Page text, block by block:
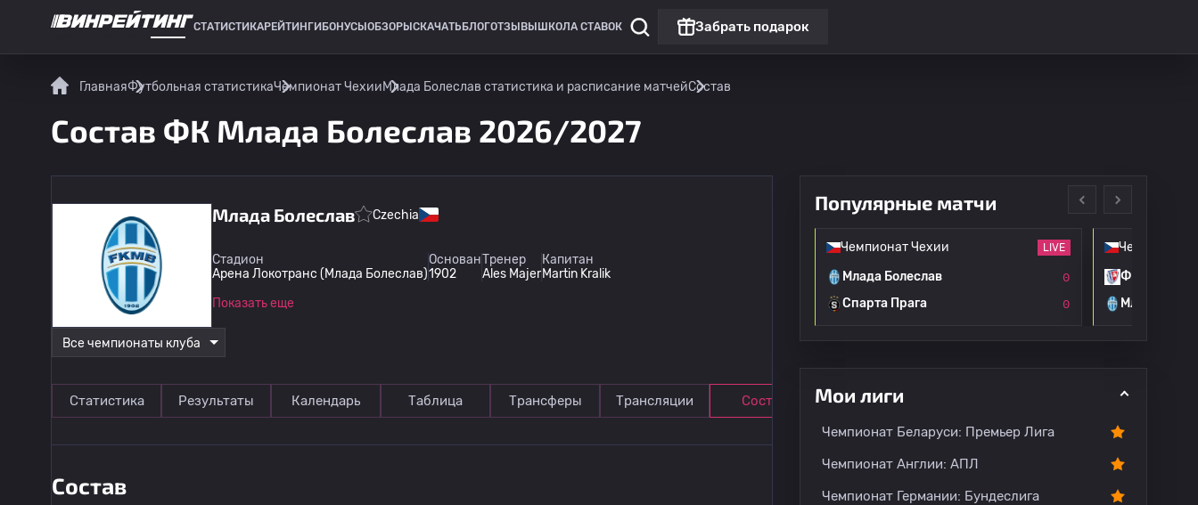
СТАТИСТИКАРЕЙТИНГИ БОНУСЫ ОБЗОРЫ СКАЧАТЬ БЛОГОТЗЫВЫ ШКОЛА СТАВОК Забрать подарок
ГлавнаяФутбольная статистикаЧемпионат ЧехииМлада Болеслав статистика и расписание матчейСостав
Состав ФК Млада Болеслав 2026/2027
Млада Болеслав Czechia
Стадион
Арена Локотранс (Млада Болеслав)
Основан
1902
Тренер
Ales Majer
Капитан
Martin Kralik
Показать еще
Все чемпионаты клуба
Статистика Результаты Календарь Таблица Трансферы Трансляции Состав
Состав
Популярные матчи
ФК Пардубице
Чемпионат Чехии LIVE
Млада Болеслав 0
Спарта Прага 0
Чемпионат
ФК
Млада
Мои лиги
Чемпионат Беларуси: Премьер Лига
Чемпионат Англии: АПЛ
Чемпионат Германии: Бундеслига